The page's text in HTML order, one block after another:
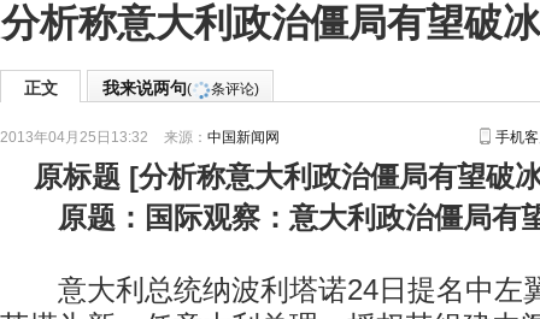
分析称意大利政治僵局有望破
正文 我来说两句( 条评论)
2013年04月25日13:32 来源： 中国新闻网 手机
原标题 [分析称意大利政治僵局有望破
原题：国际观察：意大利政治僵局有
意大利总统纳波利塔诺24日提名中左